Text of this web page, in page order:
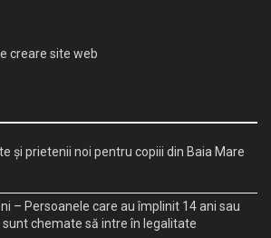
creare site web
și prietenii noi pentru copiii din Baia Mare
– Persoanele care au împlinit 14 ani sau
chemate să intre în legalitate